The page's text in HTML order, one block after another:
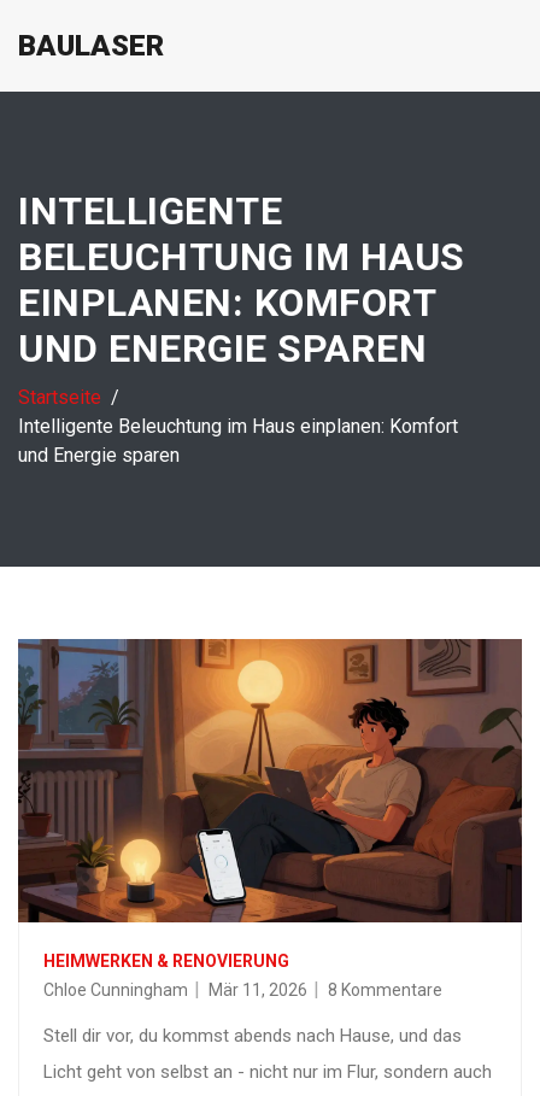
BAULASER
INTELLIGENTE
BELEUCHTUNG IM HAUS
EINPLANEN: KOMFORT
UND ENERGIE SPAREN
Startseite
Intelligente Beleuchtung im Haus einplanen: Komfort
und Energie sparen
HEIMWERKEN & RENOVIERUNG
Chloe Cunningham
Mär 11, 2026 8 Kommentare
Stell dir vor, du kommst abends nach Hause, und das
Licht geht von selbst an - nicht nur im Flur, sondern auch